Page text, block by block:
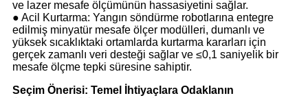
ve lazer mesafe ölçümünün hassasiyetini sağlar.
● Acil Kurtarma: Yangın söndürme robotlarına entegre
edilmiş minyatür mesafe ölçer modülleri, dumanlı ve
yüksek sıcaklıktaki ortamlarda kurtarma kararları için
gerçek zamanlı veri desteği sağlar ve ≤0,1 saniyelik bir
mesafe ölçme tepki süresine sahiptir.
Seçim Önerisi: Temel İhtiyaçlara Odaklanın